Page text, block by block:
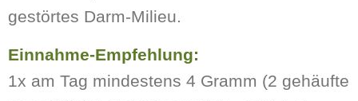
gestörtes Darm-Milieu.
Einnahme-Empfehlung:
1x am Tag mindestens 4 Gramm (2 gehäufte